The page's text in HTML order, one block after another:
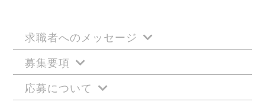
求職者へのメッセージ
募集要項
応募について